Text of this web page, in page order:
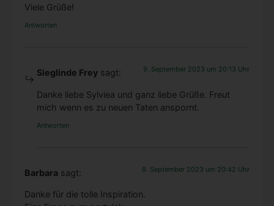
Vie­le Grü­ße!
Antworten
Sieglinde Frey sagt: 9. September 2023 um 20:13 Uhr
Dan­ke lie­be Syl­viea und ganz lie­be Grü­ße. Freut
mich wenn es zu neu­en Taten anspornt.
Antworten
Barbara sagt: 9. September 2023 um 20:42 Uhr
Dan­ke für die tol­le Inspi­ra­ti­on.
English